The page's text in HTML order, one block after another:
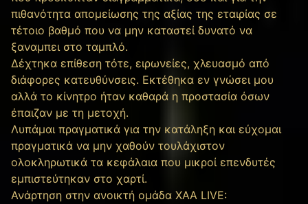
πιθανότητα απομείωσης της αξίας της εταιρίας σε
τέτοιο βαθμό που να μην καταστεί δυνατό να
ξαναμπει στο ταμπλό.
Δέχτηκα επίθεση τότε, ειρωνείες, χλευασμό από
διάφορες κατευθύνσεις. Εκτέθηκα εν γνώσει μου
αλλά το κίνητρο ήταν καθαρά η προστασία όσων
έπαιζαν με τη μετοχή.
Λυπάμαι πραγματικά για την κατάληξη και εύχομαι
πραγματικά να μην χαθούν τουλάχιστον
ολοκληρωτικά τα κεφάλαια που μικροί επενδυτές
εμπιστεύτηκαν στο χαρτί.
Ανάρτηση στην ανοικτή ομάδα ΧΑΑ LIVE: